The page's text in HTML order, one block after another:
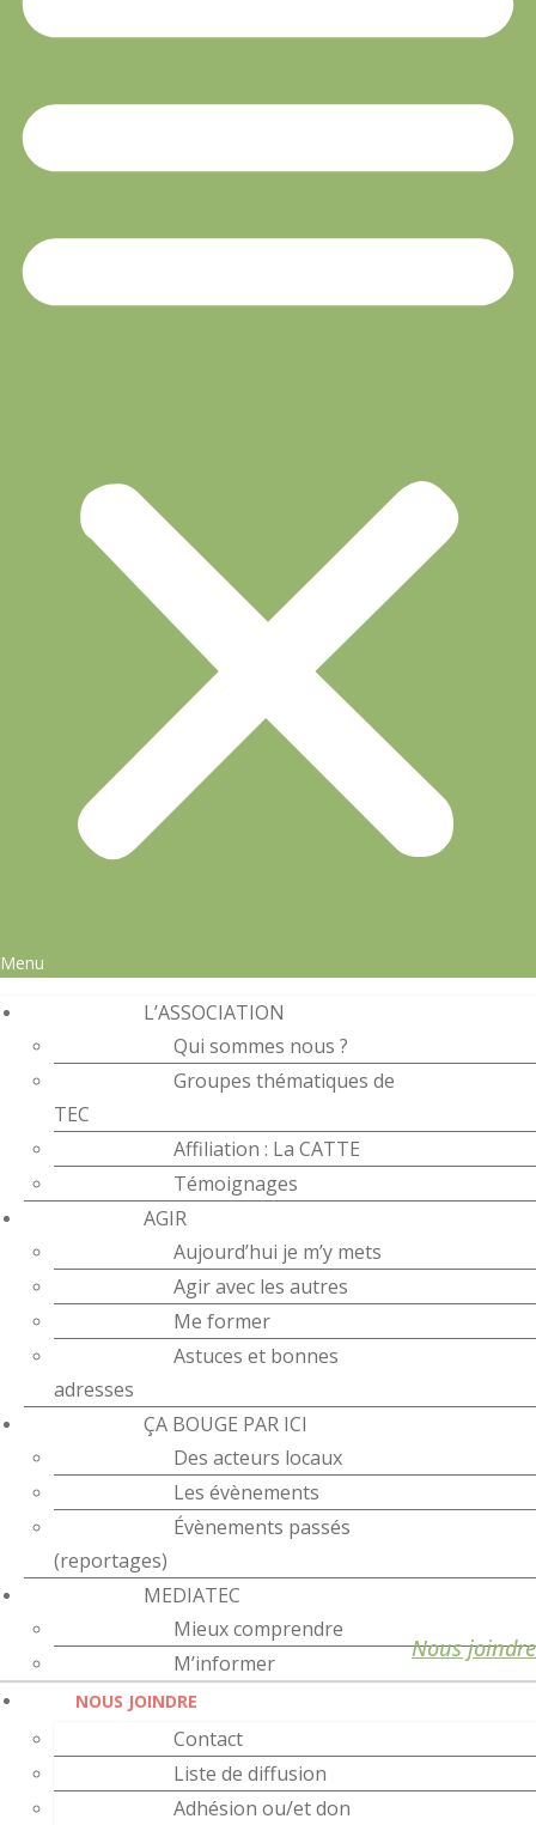
Menu
L’ASSOCIATION
Qui sommes nous ?
Groupes thématiques de
TEC
Affiliation : La CATTE
Témoignages
AGIR
Aujourd’hui je m’y mets
Agir avec les autres
Me former
Astuces et bonnes
adresses
ÇA BOUGE PAR ICI
Des acteurs locaux
Les évènements
Évènements passés
(reportages)
MEDIATEC
Mieux comprendre
M’informer
Nous joindre
NOUS JOINDRE
Contact
Liste de diffusion
Adhésion ou/et don